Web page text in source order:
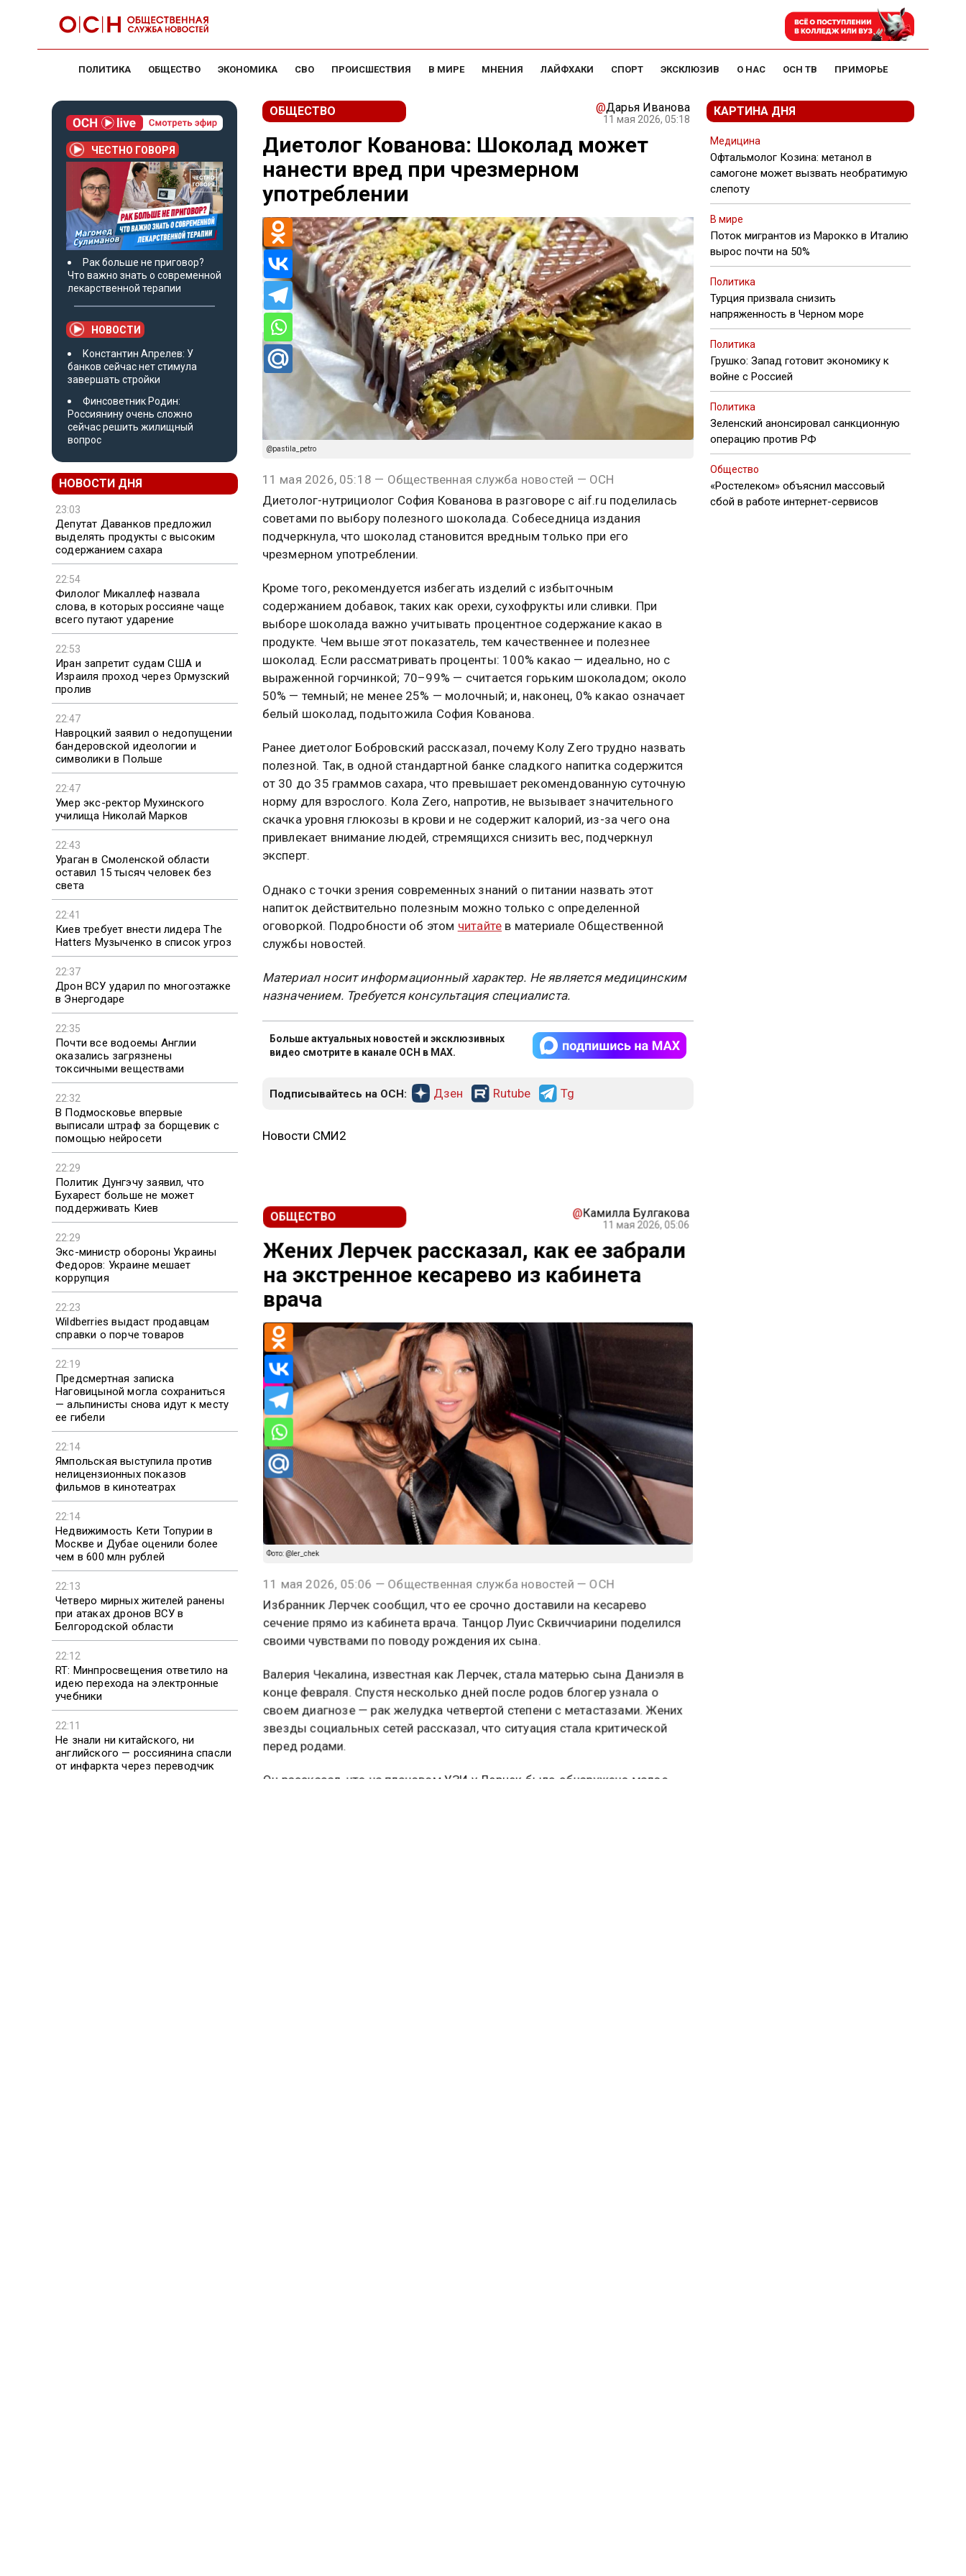
ПОЛИТИКА ОБЩЕСТВО ЭКОНОМИКА СВО ПРОИСШЕСТВИЯ В МИРЕ МНЕНИЯ ЛАЙФХАКИ СПОРТ ЭКСКЛЮЗИВ О НАС ОСН ТВ ПРИМОРЬЕ
ЧЕСТНО ГОВОРЯ
Рак больше не приговор?
Что важно знать о современной
лекарственной терапии
НОВОСТИ
Константин Апрелев: У
банков сейчас нет стимула
завершать стройки
Финсоветник Родин:
Россиянину очень сложно
сейчас решить жилищный
вопрос
НОВОСТИ ДНЯ
23:03
Депутат Даванков предложил
выделять продукты с высоким
содержанием сахара
22:54
Филолог Микаллеф назвала
слова, в которых россияне чаще
всего путают ударение
22:53
Иран запретит судам США и
Израиля проход через Ормузский
пролив
22:47
Навроцкий заявил о недопущении
бандеровской идеологии и
символики в Польше
22:47
Умер экс-ректор Мухинского
училища Николай Марков
22:43
Ураган в Смоленской области
оставил 15 тысяч человек без
света
22:41
Киев требует внести лидера The
Hatters Музыченко в список угроз
22:37
Дрон ВСУ ударил по многоэтажке
в Энергодаре
22:35
Почти все водоемы Англии
оказались загрязнены
токсичными веществами
22:32
В Подмосковье впервые
выписали штраф за борщевик с
помощью нейросети
22:29
Политик Дунгэчу заявил, что
Бухарест больше не может
поддерживать Киев
22:29
Экс-министр обороны Украины
Федоров: Украине мешает
коррупция
22:23
Wildberries выдаст продавцам
справки о порче товаров
22:19
Предсмертная записка
Наговицыной могла сохраниться
— альпинисты снова идут к месту
ее гибели
22:14
Ямпольская выступила против
нелицензионных показов
фильмов в кинотеатрах
22:14
Недвижимость Кети Топурии в
Москве и Дубае оценили более
чем в 600 млн рублей
22:13
Четверо мирных жителей ранены
при атаках дронов ВСУ в
Белгородской области
22:12
RT: Минпросвещения ответило на
идею перехода на электронные
учебники
22:11
Не знали ни китайского, ни
английского — россиянина спасли
от инфаркта через переводчик
ОБЩЕСТВО @Дарья Иванова
11 мая 2026, 05:18
Диетолог Кованова: Шоколад может
нанести вред при чрезмерном
употреблении
@pastila_petro
11 мая 2026, 05:18 — Общественная служба новостей — ОСН
Диетолог-нутрициолог София Кованова в разговоре с aif.ru поделилась
советами по выбору полезного шоколада. Собеседница издания
подчеркнула, что шоколад становится вредным только при его
чрезмерном употреблении.
Кроме того, рекомендуется избегать изделий с избыточным
содержанием добавок, таких как орехи, сухофрукты или сливки. При
выборе шоколада важно учитывать процентное содержание какао в
продукте. Чем выше этот показатель, тем качественнее и полезнее
шоколад. Если рассматривать проценты: 100% какао — идеально, но с
выраженной горчинкой; 70–99% — считается горьким шоколадом; около
50% — темный; не менее 25% — молочный; и, наконец, 0% какао означает
белый шоколад, подытожила София Кованова.
Ранее диетолог Бобровский рассказал, почему Колу Zero трудно назвать
полезной. Так, в одной стандартной банке сладкого напитка содержится
от 30 до 35 граммов сахара, что превышает рекомендованную суточную
норму для взрослого. Кола Zero, напротив, не вызывает значительного
скачка уровня глюкозы в крови и не содержит калорий, из-за чего она
привлекает внимание людей, стремящихся снизить вес, подчеркнул
эксперт.
Однако с точки зрения современных знаний о питании назвать этот
напиток действительно полезным можно только с определенной
оговоркой. Подробности об этом читайте в материале Общественной
службы новостей.
Материал носит информационный характер. Не является медицинским
назначением. Требуется консультация специалиста.
Больше актуальных новостей и эксклюзивных
видео смотрите в канале ОСН в MAX.
Подписывайтесь на ОСН: Дзен Rutube Tg
ОБЩЕСТВО Камилла Булгакова
Жених Лерчек рассказал, как ее забрали
на экстренное кесарево из кабинета
врача
11 мая 2026, 05:06 — Общественная служба новостей — ОСН
Избранник Лерчек сообщил, что ее срочно доставили на кесарево
сечение прямо из кабинета врача. Танцор Луис Сквиччиарини поделился
Валерия Чекалина, известная как Лерчек, стала матерью сына Даниэля в
конце февраля. Спустя несколько дней после родов блогер узнала о
своем диагнозе — рак желудка четвертой степени с метастазами. Жених
звезды социальных сетей рассказал, что ситуация стала критической
КАРТИНА ДНЯ
Медицина
Офтальмолог Козина: метанол в
самогоне может вызвать необратимую
слепоту
В мире
Поток мигрантов из Марокко в Италию
вырос почти на 50%
Политика
Турция призвала снизить
напряженность в Черном море
Политика
Грушко: Запад готовит экономику к
войне с Россией
Политика
Зеленский анонсировал санкционную
операцию против РФ
Общество
«Ростелеком» объяснил массовый
сбой в работе интернет-сервисов